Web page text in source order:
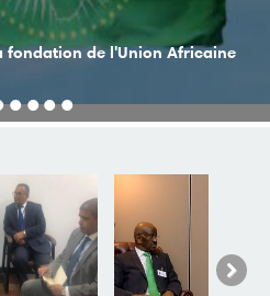
fondation de l'Union Africaine